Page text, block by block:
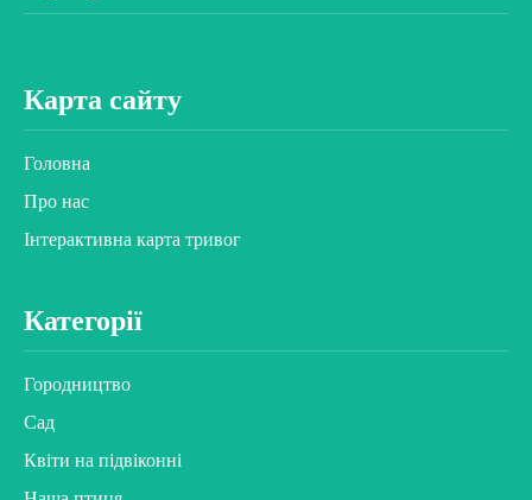
Карта сайту
Головна
Про нас
Інтерактивна карта тривог
Категорії
Городництво
Сад
Квіти на підвіконні